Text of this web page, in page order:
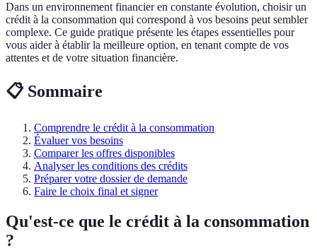
Dans un environnement financier en constante évolution, choisir un
crédit à la consommation qui correspond à vos besoins peut sembler
complexe. Ce guide pratique présente les étapes essentielles pour
vous aider à établir la meilleure option, en tenant compte de vos
attentes et de votre situation financière.
📋 Sommaire
Comprendre le crédit à la consommation
Évaluer vos besoins
Comparer les offres disponibles
Analyser les conditions des crédits
Préparer votre dossier de demande
Faire le choix final et signer
Qu'est-ce que le crédit à la consommation
?